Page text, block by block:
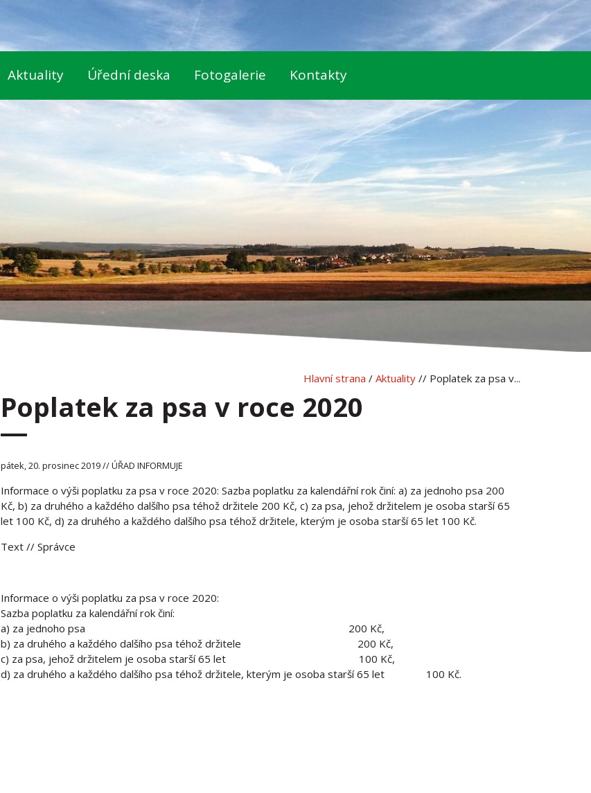
Aktuality Úřední deska Fotogalerie Kontakty
Hlavní strana / Aktuality // Poplatek za psa v...
Poplatek za psa v roce 2020
pátek, 20. prosinec 2019 // ÚŘAD INFORMUJE
Informace o výši poplatku za psa v roce 2020: Sazba poplatku za kalendářní rok činí: a) za jednoho psa 200
Kč, b) za druhého a každého dalšího psa téhož držitele 200 Kč, c) za psa, jehož držitelem je osoba starší 65
let 100 Kč, d) za druhého a každého dalšího psa téhož držitele, kterým je osoba starší 65 let 100 Kč.
Text // Správce
Informace o výši poplatku za psa v roce 2020:
Sazba poplatku za kalendářní rok činí:
a) za jednoho psa 200 Kč,
b) za druhého a každého dalšího psa téhož držitele 200 Kč,
c) za psa, jehož držitelem je osoba starší 65 let 100 Kč,
d) za druhého a každého dalšího psa téhož držitele, kterým je osoba starší 65 let 100 Kč.